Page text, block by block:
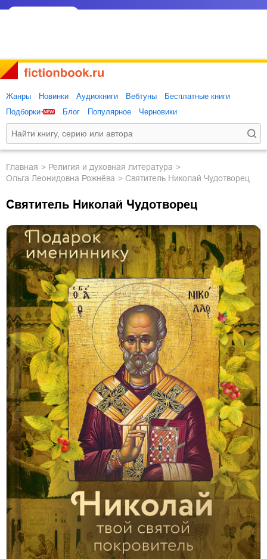
Жанры Новинки Аудиокниги Вебтуны
Бесплатные книги
Подборки
Блог Популярное Черновики
Главная
религия и духовная литература
Ольга Леонидовна Рожнёва
Святитель Николай Чудотворец
Святитель Николай Чудотворец